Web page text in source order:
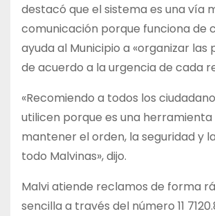
destacó que el sistema es una vía
comunicación porque funciona de
ayuda al Municipio a «organizar las
de acuerdo a la urgencia de cada
«Recomiendo a todos los
utilicen porque es una
mantener el orden, la seguridad y
todo Malvinas», dijo.
Malvi atiende reclamos de forma
sencilla a través del número 11